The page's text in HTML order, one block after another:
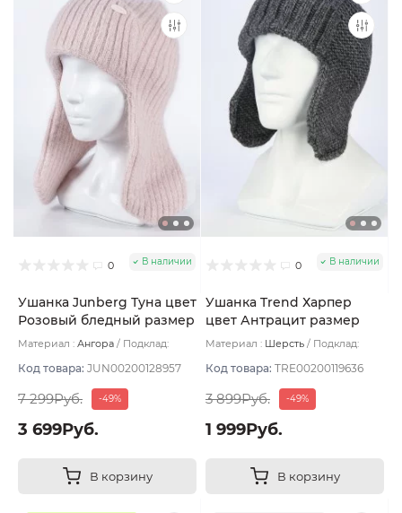
0 В наличии
Ушанка Junberg Туна цвет
Розовый бледный размер
UNI
Материал : Ангора
Подклад:
Код товара: JUN00200128957
7 299Руб. -49%
3 699Руб.
В корзину
0 В наличии
Ушанка Trend Харпер
цвет Антрацит размер
UNI
Материал : Шерсть
Подклад:
Код товара: TRE00200119636
3 899Руб. -49%
1 999Руб.
В корзину